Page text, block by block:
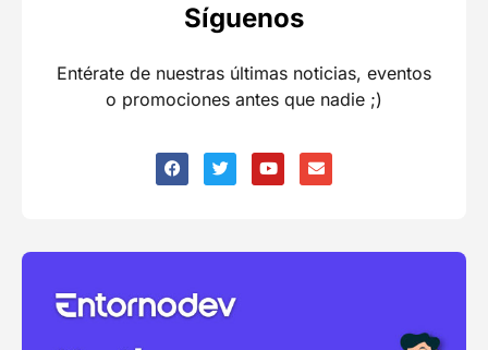
Síguenos
Entérate de nuestras últimas noticias, eventos
o promociones antes que nadie ;)